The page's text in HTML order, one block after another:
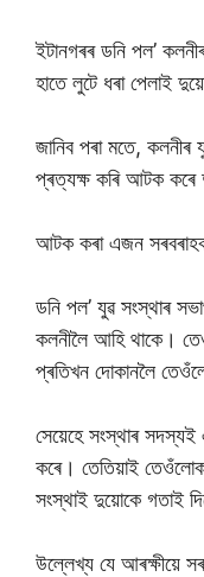
ইটানগৰৰ ডনি পল’
হাতে লুটে ধৰা পেলাই
জানিব পৰা মতে, কলনীৰ
প্ৰত্যক্ষ কৰি আটক কৰে
আটক কৰা এজন
ডনি পল’ যুৱ সংস্থাৰ
কলনীলৈ আহি থাকে।
প্ৰতিখন দোকানলৈ
সেয়েহে সংস্থাৰ
কৰে। তেতিয়াই
সংস্থাই দুয়োকে গতাই
উল্লেখ্য যে আৰক্ষীয়ে